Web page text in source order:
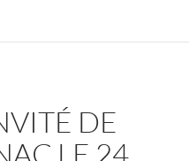
DE
LE 24